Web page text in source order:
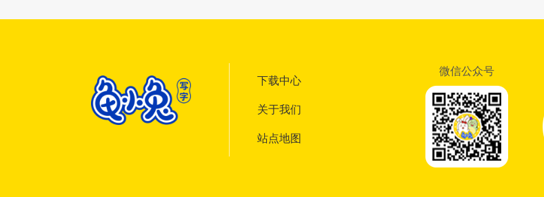
下载中心
关于我们
站点地图
微信公众号